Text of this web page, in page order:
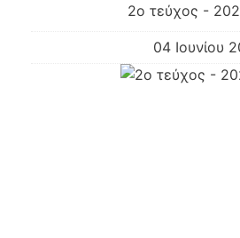
2ο τεύχος -
04 Ιουνίου